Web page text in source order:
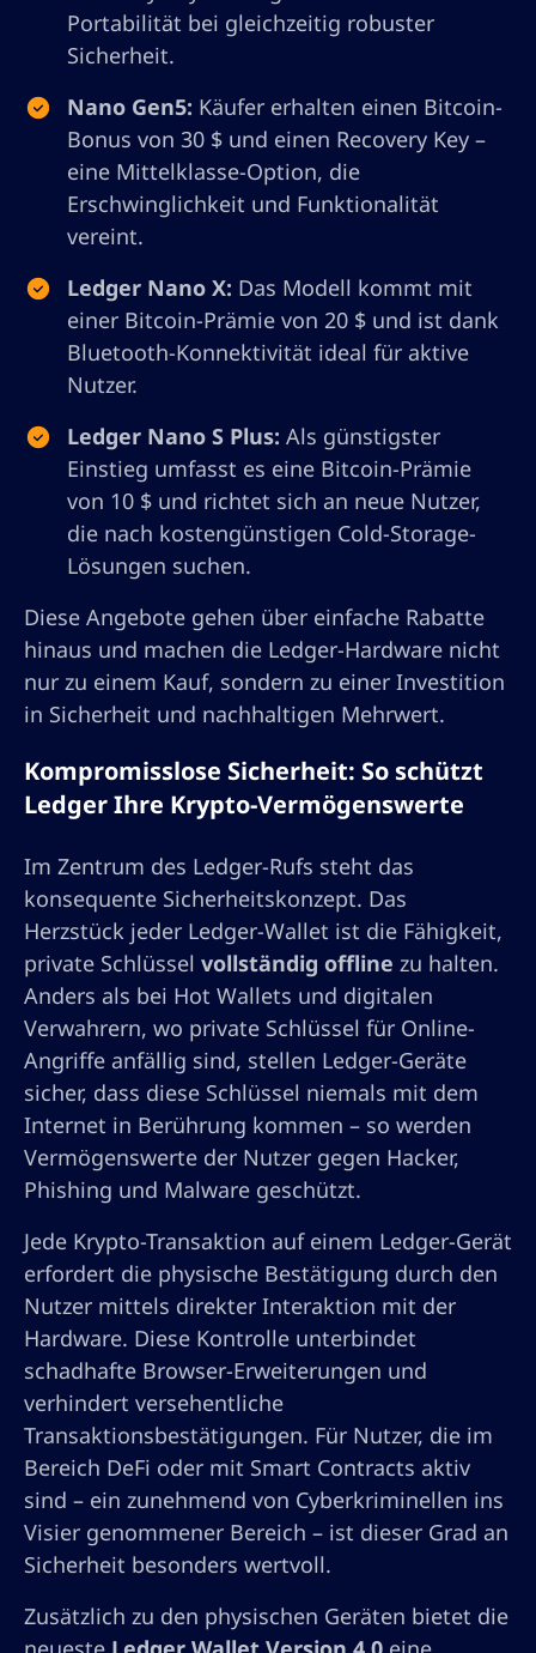
Portabilität bei gleichzeitig robuster
Sicherheit.
Nano Gen5: Käufer erhalten einen Bitcoin-
Bonus von 30 $ und einen Recovery Key –
eine Mittelklasse-Option, die
Erschwinglichkeit und Funktionalität
vereint.
Ledger Nano X: Das Modell kommt mit
einer Bitcoin-Prämie von 20 $ und ist dank
Bluetooth-Konnektivität ideal für aktive
Nutzer.
Ledger Nano S Plus: Als günstigster
Einstieg umfasst es eine Bitcoin-Prämie
von 10 $ und richtet sich an neue Nutzer,
die nach kostengünstigen Cold-Storage-
Lösungen suchen.
Diese Angebote gehen über einfache Rabatte
hinaus und machen die Ledger-Hardware nicht
nur zu einem Kauf, sondern zu einer Investition
in Sicherheit und nachhaltigen Mehrwert.
Kompromisslose Sicherheit: So schützt
Ledger Ihre Krypto-Vermögenswerte
Im Zentrum des Ledger-Rufs steht das
konsequente Sicherheitskonzept. Das
Herzstück jeder Ledger-Wallet ist die Fähigkeit,
private Schlüssel vollständig offline zu halten.
Anders als bei Hot Wallets und digitalen
Verwahrern, wo private Schlüssel für Online-
Angriffe anfällig sind, stellen Ledger-Geräte
sicher, dass diese Schlüssel niemals mit dem
Internet in Berührung kommen – so werden
Vermögenswerte der Nutzer gegen Hacker,
Phishing und Malware geschützt.
Jede Krypto-Transaktion auf einem Ledger-Gerät
erfordert die physische Bestätigung durch den
Nutzer mittels direkter Interaktion mit der
Hardware. Diese Kontrolle unterbindet
schadhafte Browser-Erweiterungen und
verhindert versehentliche
Transaktionsbestätigungen. Für Nutzer, die im
Bereich DeFi oder mit Smart Contracts aktiv
sind – ein zunehmend von Cyberkriminellen ins
Visier genommener Bereich – ist dieser Grad an
Sicherheit besonders wertvoll.
Zusätzlich zu den physischen Geräten bietet die